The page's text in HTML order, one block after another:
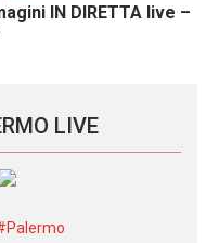
IN DIRETTA live –
LIVE